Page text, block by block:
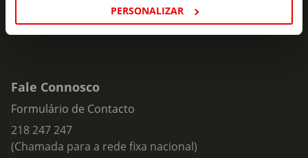
PERSONALIZAR
Fale Connosco
Formulário de Contacto
218 247 247
(Chamada para a rede fixa nacional)